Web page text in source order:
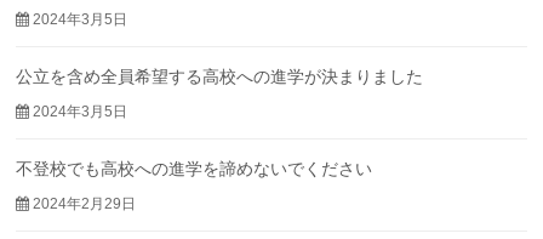
2024年3月5日
公立を含め全員希望する高校への進学が決まりました
2024年3月5日
不登校でも高校への進学を諦めないでください
2024年2月29日